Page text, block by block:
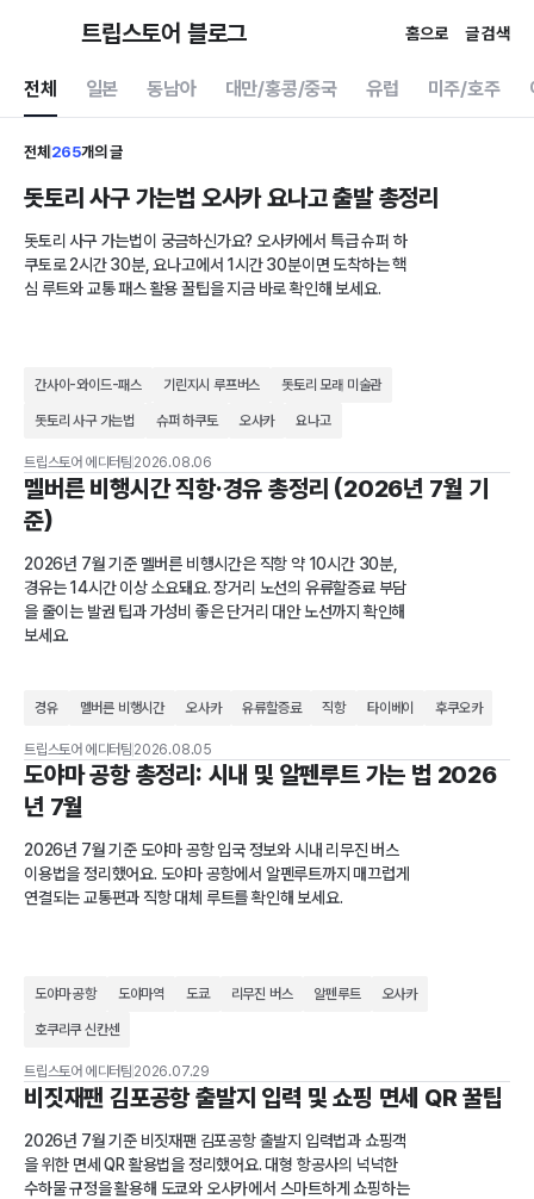
트립스토어 블로그 홈으로 글 검색
전체 일본 동남아 대만/홍콩/중국 유럽 미주/호주
전체 265개의 글
돗토리 사구 가는법 오사카 요나고 출발 총정리
돗토리 사구 가는법이 궁금하신가요? 오사카에서 특급 슈퍼 하
쿠토로 2시간 30분, 요나고에서 1시간 30분이면 도착하는 핵
심 루트와 교통 패스 활용 꿀팁을 지금 바로 확인해 보세요.
간사이-와이드-패스 기린지시 루프버스 돗토리 모래 미술관
돗토리 사구 가는법 슈퍼 하쿠토 오사카 요나고
트립스토어 에디터팀 2026.08.06
멜버른 비행시간 직항·경유 총정리 (2026년 7월 기
준)
2026년 7월 기준 멜버른 비행시간은 직항 약 10시간 30분,
경유는 14시간 이상 소요돼요. 장거리 노선의 유류할증료 부담
을 줄이는 발권 팁과 가성비 좋은 단거리 대안 노선까지 확인해
보세요.
경유 멜버른 비행시간 오사카 유류할증료 직항 타이베이 후쿠오카
트립스토어 에디터팀 2026.08.05
도야마 공항 총정리: 시내 및 알펜루트 가는 법 2026
년 7월
2026년 7월 기준 도야마 공항 입국 정보와 시내 리무진 버스
이용법을 정리했어요. 도야마 공항에서 알펜루트까지 매끄럽게
연결되는 교통편과 직항 대체 루트를 확인해 보세요.
도야마 공항 도야마역 도쿄 리무진 버스 알펜루트 오사카
호쿠리쿠 신칸센
트립스토어 에디터팀 2026.07.29
비짓재팬 김포공항 출발지 입력 및 쇼핑 면세 QR 꿀팁
2026년 7월 기준 비짓재팬 김포공항 출발지 입력법과 쇼핑객
을 위한 면세 QR 활용법을 정리했어요. 대형 항공사의 넉넉한
수하물 규정을 활용해 도쿄와 오사카에서 스마트하게 쇼핑하는